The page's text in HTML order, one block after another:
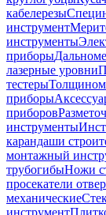
кабелерезы
инструмент
инструменты
приборы
лазерные уровни
тестеры
приборы
приборов
инструменты
карандаши
монтажный
трубогибыНожи
просекатели
механические
инструмент